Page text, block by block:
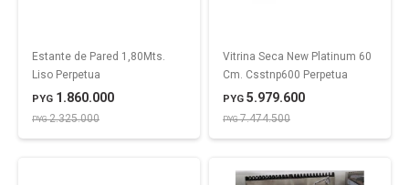
Estante de Pared 1,80Mts.
Liso Perpetua
PYG 1.860.000
PYG2.325.000
Vitrina Seca New Platinum 60
Cm. Csstnp600 Perpetua
PYG 5.979.600
PYG7.474.500